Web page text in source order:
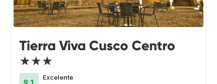
Tierra Viva Cusco Centro
★★★
Excelente